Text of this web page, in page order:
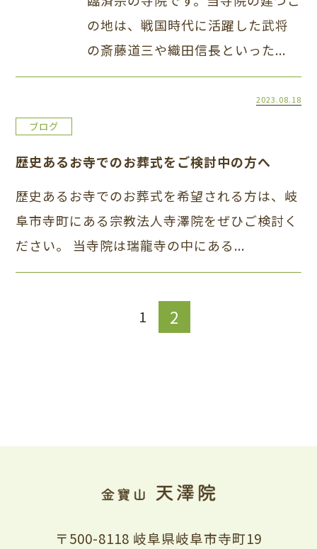
の地は、戦国時代に活躍した武将
の斎藤道三や織田信長といった...
2023.08.18
ブログ
歴史あるお寺でのお葬式をご検討中の方へ
歴史あるお寺でのお葬式を希望される方は、岐
阜市寺町にある宗教法人寺澤院をぜひご検討く
ださい。 当寺院は瑞龍寺の中にある...
1 2
〒500-8118 岐阜県岐阜市寺町19